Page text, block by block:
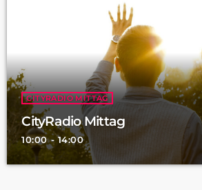
CITYRADIO MITTAG
CityRadio Mittag
10:00 - 14:00